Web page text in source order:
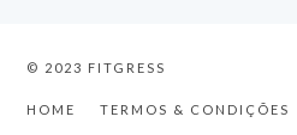
© 2023 FITGRESS
HOME TERMOS & CONDIÇÕES